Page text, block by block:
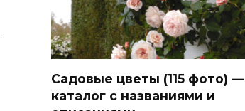
Садовые цветы (115 фото) —
каталог с названиями и